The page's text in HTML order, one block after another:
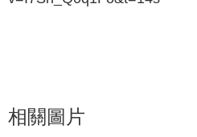
相關圖片